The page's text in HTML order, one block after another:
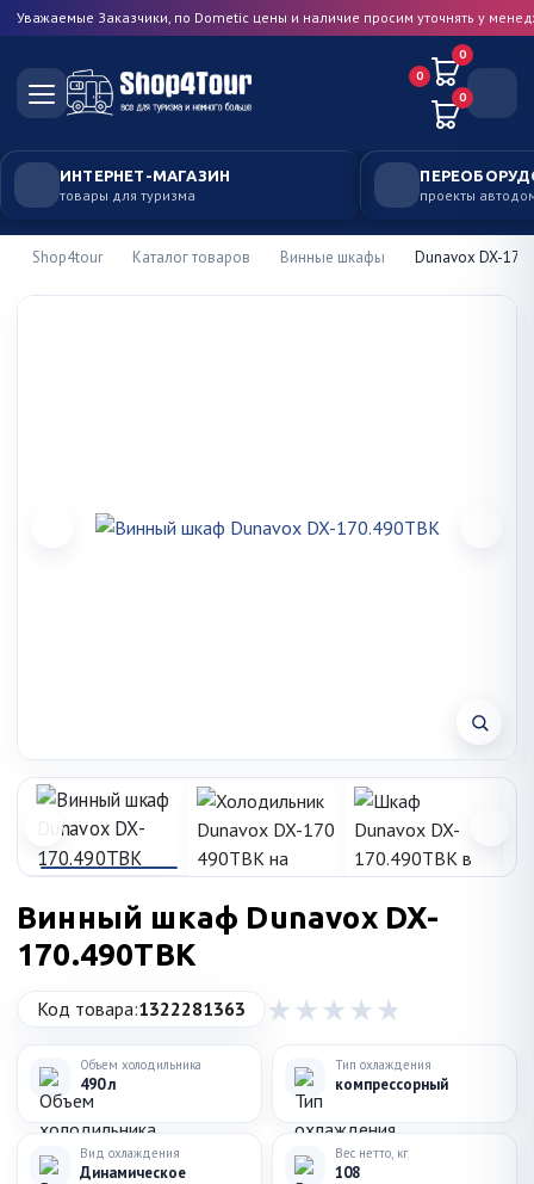
Уважаемые Заказчики, по Dometic цены и наличие просим уточнять у
0
0
0
ИНТЕРНЕТ-МАГАЗИН
товары для туризма проекты
Shop4tour Каталог товаров Винные шкафы Dunavox DX-
Винный шкаф Dunavox DX-
170.490TBK
Код товара:1322281363
Объем холодильника
490 л
Тип охлаждения
компрессорный
Вид охлаждения
Динамическое
Вес нетто, кг
108